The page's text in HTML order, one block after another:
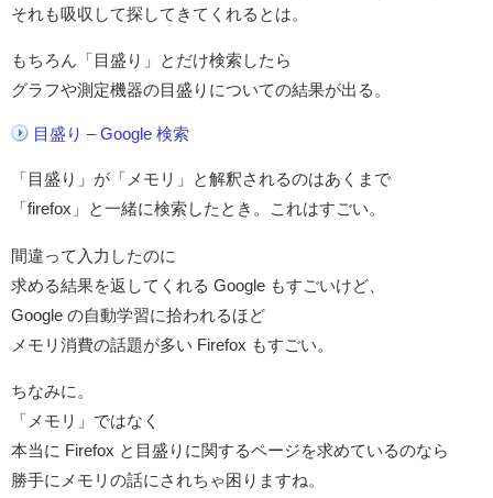
それも吸収して探してきてくれるとは。
もちろん「目盛り」とだけ検索したら
グラフや測定機器の目盛りについての結果が出る。
目盛り – Google 検索
「目盛り」が「メモリ」と解釈されるのはあくまで
「firefox」と一緒に検索したとき。これはすごい。
間違って入力したのに
求める結果を返してくれる Google もすごいけど、
Google の自動学習に拾われるほど
メモリ消費の話題が多い Firefox もすごい。
ちなみに。
「メモリ」ではなく
本当に Firefox と目盛りに関するページを求めているのなら
勝手にメモリの話にされちゃ困りますね。